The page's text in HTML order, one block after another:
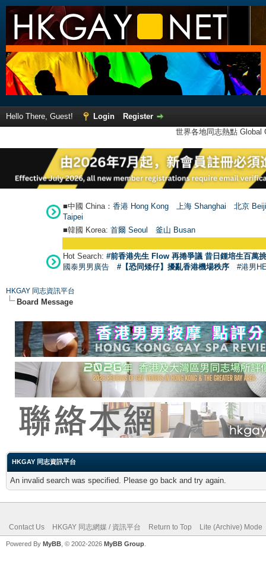
Hello There, Guest! Login
Register
世界各地同志熱點
■中國 China： 香港 Hong Kong 上海 Shanghai
北京
Taipei
■韓國 Korea: 首爾 Seoul 釜山 Busan
Hot Search: #前香港先生 Flow 再捲爭議 昔日鍾培生百萬
國泰男男廣告
#【恐同矮仔】擾亂香港機場秩序 #港男
HKGAY 同志資訊平台
Board Message
HKGAY 同志資訊平台
An invalid search was specified. Please go back and try again.
Contact Us HKGAY 同志網媒 / 資訊平台 Return to Top Lite (Archive) Mode
Powered By MyBB , © 2002-2026 MyBB Group